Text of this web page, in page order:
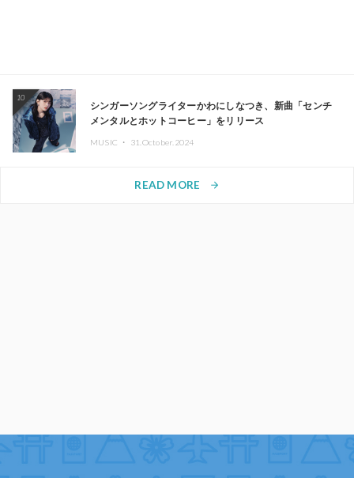
10
シンガーソングライターかわにしなつき、新曲「センチ
メンタルとホットコーヒー」をリリース
MUSIC ・ 31.October.2024
READ MORE arrow_forward